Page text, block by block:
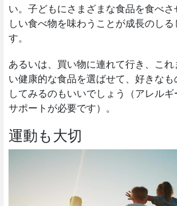
い。子どもにさまざまな食品を食べ
しい食べ物を味わうことが成長のし
す。
あるいは、買い物に連れて行き、こ
い健康的な食品を選ばせて、好きな
してみるのもいいでしょう（アレル
サポートが必要です）。
運動も大切